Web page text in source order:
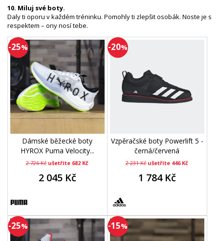
10. Miluj své boty.
Daly ti oporu v každém tréninku. Pomohly ti zlepšit osobák. Noste je s
respektem – ony nosí tebe.
-25%
Dámské běžecké boty
HYROX Puma Velocity...
2 726 Kč ušetříte 682 Kč
2 045 Kč
-20%
Vzpěračské boty Powerlift 5 -
černá/červená
2 231 Kč ušetříte 446 Kč
1 784 Kč
-25% -15%